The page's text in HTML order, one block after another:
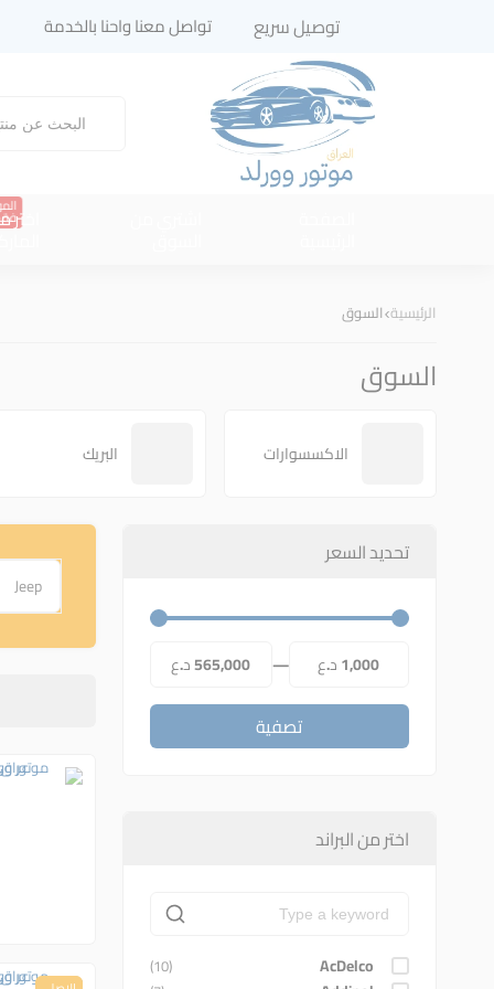
توصيل سريع تواصل معنا واحنا بالخدمة
الرئيسية السوق
السوق
الاكسسوارات البريك
تحديد السعر
تصفية
1,000 د.ع — 565,000 د.ع
اختر من البراند
AcDelco
(10)
Jeep